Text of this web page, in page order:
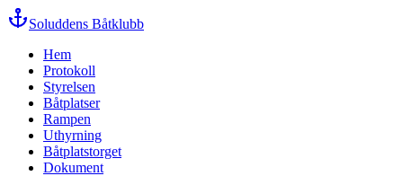
Soluddens Båtklubb
Hem
Protokoll
Styrelsen
Båtplatser
Rampen
Uthyrning
Båtplatstorget
Dokument